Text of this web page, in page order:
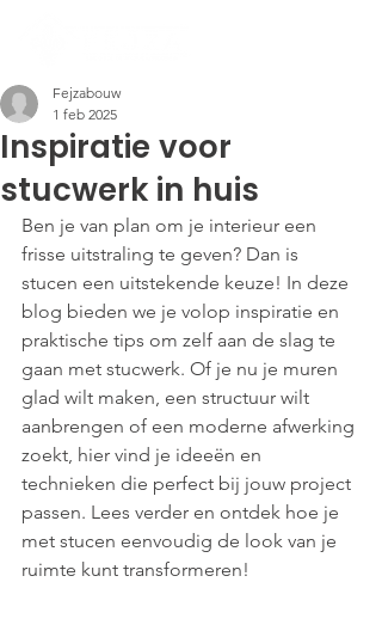
Inspiratie voor
stucwerk in huis
Fejzabouw
1 feb 2025
Ben je van plan om je interieur een
frisse uitstraling te geven? Dan is
stucen een uitstekende keuze! In deze
blog bieden we je volop inspiratie en
praktische tips om zelf aan de slag te
gaan met stucwerk. Of je nu je muren
glad wilt maken, een structuur wilt
aanbrengen of een moderne afwerking
zoekt, hier vind je ideeën en
technieken die perfect bij jouw project
passen. Lees verder en ontdek hoe je
met stucen eenvoudig de look van je
ruimte kunt transformeren!